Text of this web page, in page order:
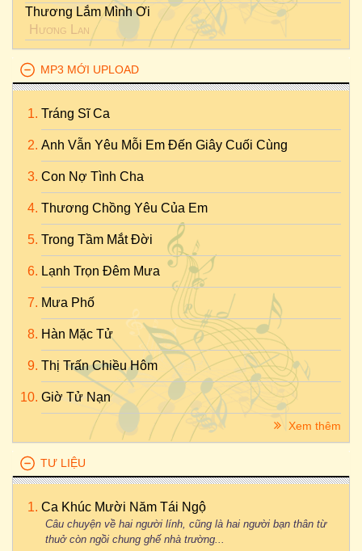
Thương Lắm Mình Ơi
Hương Lan
MP3 MỚI UPLOAD
Tráng Sĩ Ca
Anh Vẫn Yêu Mỗi Em Đến Giây Cuối Cùng
Con Nợ Tình Cha
Thương Chồng Yêu Của Em
Trong Tầm Mắt Đời
Lạnh Trọn Đêm Mưa
Mưa Phố
Hàn Mặc Tử
Thị Trấn Chiều Hôm
Giờ Tử Nạn
Xem thêm
TƯ LIỆU
Ca Khúc Mười Năm Tái Ngộ
Câu chuyện về hai người lính, cũng là hai người bạn thân từ
thuở còn ngồi chung ghế nhà trường...